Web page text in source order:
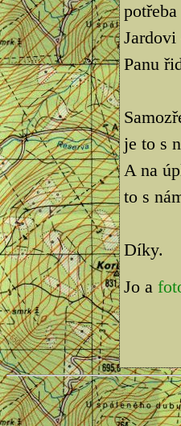
potřeba
Panu
je to s
A na
to s
Díky.
Jo a